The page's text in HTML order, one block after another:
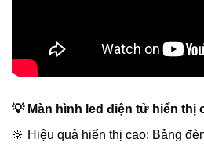
💡 Màn hình led điện tử hiển thị
🔆 Hiệu quả hiển thị cao: Bảng